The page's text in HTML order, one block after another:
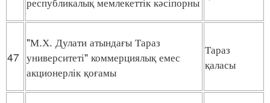
47
"М.Х. Дулати атындағы Тараз
университеті" коммерциялық емес
акционерлік қоғамы
Тараз
қаласы